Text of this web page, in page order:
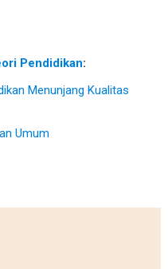
Pendidikan:
Menunjang Kualitas
Umum